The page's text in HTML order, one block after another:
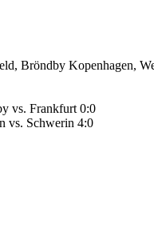
Bröndby Kopenhagen,
vs. Frankfurt 0:0
vs. Schwerin 4:0